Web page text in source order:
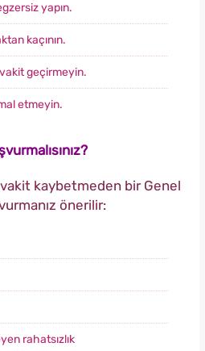
yapın.
kaçının.
geçirmeyin.
etmeyin.
kaybetmeden bir Genel
önerilir:
rahatsızlık